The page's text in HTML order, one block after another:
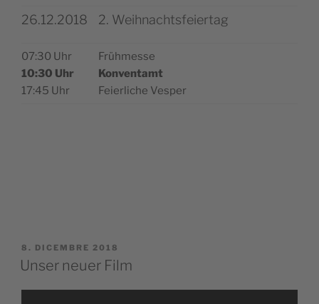
26.12.2018 2. Weihnachtsfeiertag
07:30 Uhr
10:30 Uhr
17:45 Uhr
Früh­mes­se
Kon­ven­tamt
Feier­li­che Vesper
PUBBLICATO
IL
8. DICEMBRE 2018
Unser neuer Film